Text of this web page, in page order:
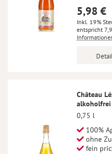
5,98 €
Inkl. 19%
Château
alkoholfrei
0,75 l
100%
ohne
fein